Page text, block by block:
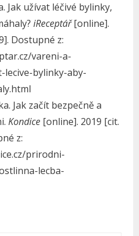
Jak užívat léčivé bylinky,
iReceptář[online].
Dostupné z:
vareni-a-
lecive-bylinky-aby-
Jak začít bezpečně a
Kondice [online]. 2019 [cit.
z:
prirodni-
lecba-